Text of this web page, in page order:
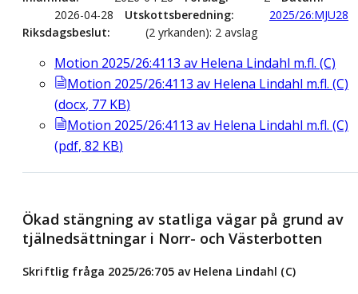
2026-04-28
Utskottsberedning
2025/26:MJU28
Riksdagsbeslut
(2 yrkanden): 2 avslag
Motion 2025/26:4113 av Helena Lindahl m.fl. (C)
Motion 2025/26:4113 av Helena Lindahl m.fl. (C)
(docx, 77 KB)
Motion 2025/26:4113 av Helena Lindahl m.fl. (C)
(pdf, 82 KB)
Ökad stängning av statliga vägar på grund av
tjälnedsättningar i Norr- och Västerbotten
Skriftlig fråga 2025/26:705 av Helena Lindahl (C)